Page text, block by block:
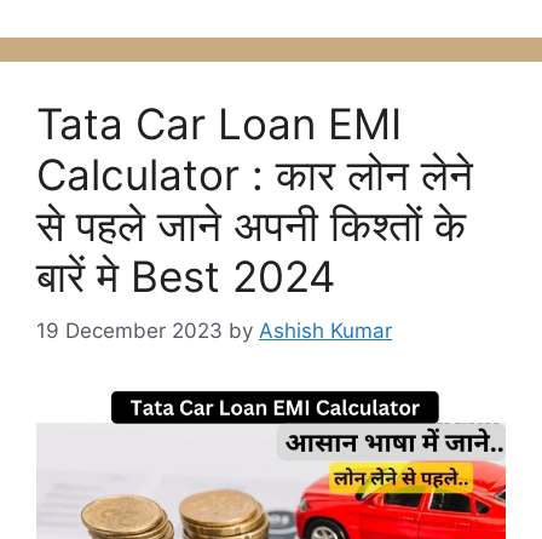
Tata Car Loan EMI
Calculator : कार लोन लेने
से पहले जाने अपनी किश्तों के
बारें मे Best 2024
19 December 2023 by Ashish Kumar